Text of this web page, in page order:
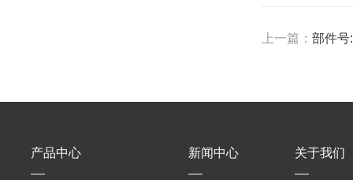
上一篇：部件号
产品中心 新闻中心 关于我们